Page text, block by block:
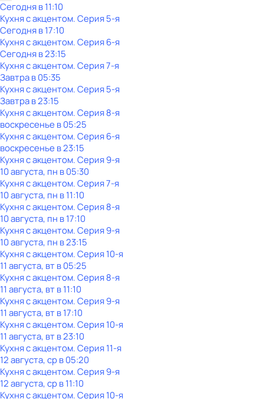
Сегодня в 11:10
Кухня с акцентом. Серия 5-я
Сегодня в 17:10
Кухня с акцентом. Серия 6-я
Сегодня в 23:15
Кухня с акцентом. Серия 7-я
Завтра в 05:35
Кухня с акцентом. Серия 5-я
Завтра в 23:15
Кухня с акцентом. Серия 8-я
воскресенье в05:25
Кухня с акцентом. Серия 6-я
воскресенье в23:15
Кухня с акцентом. Серия 9-я
10 августа, пн в 05:30
Кухня с акцентом. Серия 7-я
10 августа, пн в 11:10
Кухня с акцентом. Серия 8-я
10 августа, пн в 17:10
Кухня с акцентом. Серия 9-я
10 августа, пн в 23:15
Кухня с акцентом. Серия 10-я
11 августа, вт в 05:25
Кухня с акцентом. Серия 8-я
11 августа, вт в 11:10
Кухня с акцентом. Серия 9-я
11 августа, вт в 17:10
Кухня с акцентом. Серия 10-я
11 августа, вт в 23:10
Кухня с акцентом. Серия 11-я
12 августа, ср в 05:20
Кухня с акцентом. Серия 9-я
12 августа, ср в 11:10
Кухня с акцентом. Серия 10-я